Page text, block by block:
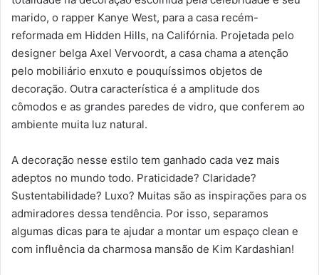
marido, o rapper Kanye West, para a casa recém-
reformada em Hidden Hills, na Califórnia. Projetada pelo
designer belga Axel Vervoordt, a casa chama a atenção
pelo mobiliário enxuto e pouquíssimos objetos de
decoração. Outra característica é a amplitude dos
cômodos e as grandes paredes de vidro, que conferem ao
ambiente muita luz natural.
A decoração nesse estilo tem ganhado cada vez mais
adeptos no mundo todo. Praticidade? Claridade?
Sustentabilidade? Luxo? Muitas são as inspirações para os
admiradores dessa tendência. Por isso, separamos
algumas dicas para te ajudar a montar um espaço clean e
com influência da charmosa mansão de Kim Kardashian!